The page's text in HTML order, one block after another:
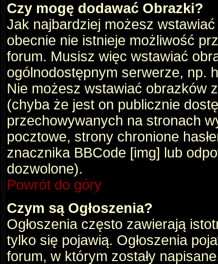
Czy mogę dodawać Obrazki?
Jak najbardziej możesz
obecnie nie istnieje możliwość
forum. Musisz więc wstawiać
ogólnodostępnym serwerze, np.
Nie możesz wstawiać obrazków
(chyba że jest on publicznie
przechowywanych na stronach
pocztowe, strony chronione
znacznika BBCode [img] lub
dozwolone).
Powrót do góry
Czym są Ogłoszenia?
Ogłoszenia często zawierają
tylko się pojawią. Ogłoszenia
forum, w którym zostały